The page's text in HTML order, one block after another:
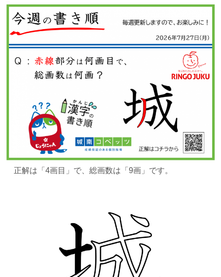
正解は 「4画目」で、総画数は「9画」です。